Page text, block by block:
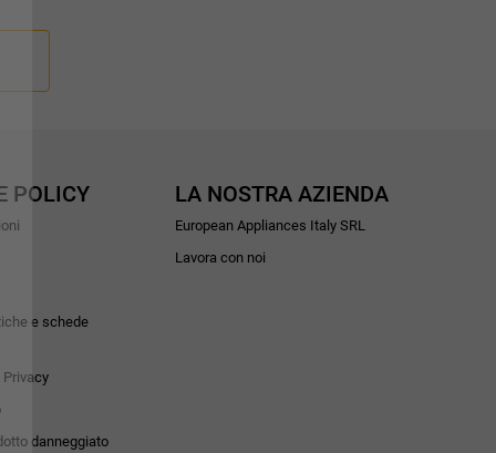
POLICY
e schede
danneggiato
LA NOSTRA AZIENDA
European Appliances Italy SRL
Lavora con noi